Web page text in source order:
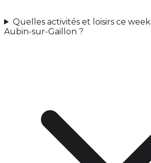
Quelles activités et loisirs ce
Aubin-sur-Gaillon ?